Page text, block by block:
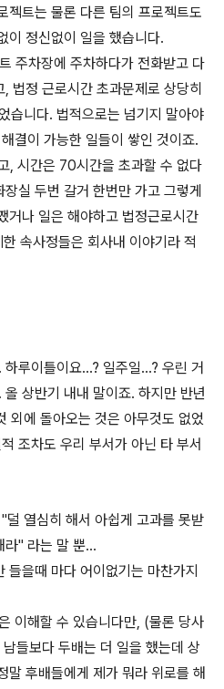
젝트는 물론 다른 팀의 프로젝트도
이 정신없이 일을 했습니다.
주차장에 주차하다가 전화받고 다
법정 근로시간 초과문제로 상당히
습니다. 법적으로는 넘기지 말아야
결이 가능한 일들이 쌓인 것이죠.
, 시간은 70시간을 초과할 수 없다
실 두번 갈거 한번만 가고 그렇게
거나 일은 해야하고 법정근로시간
속사정들은 회사내 이야기라 적
루이틀이요...? 일주일...? 우린 거
상반기 내내 말이죠. 하지만 반년
외에 돌아오는 것은 아무것도 없었
조차도 우리 부서가 아닌 타 부서
덜 열심히 해서 아쉽게 고과를 못받
라" 라는 말 뿐...
을때 마다 어이없기는 마찬가지
이해할 수 있습니다만, (물론 당사
들보다 두배는 더 일을 했는데 상
후배들에게 제가 뭐라 위로를 해